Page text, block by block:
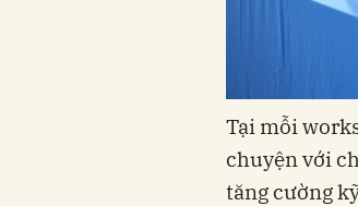
Tại mỗi
chuyện với
tăng cường